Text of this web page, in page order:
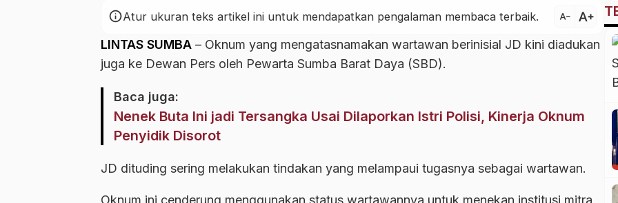
infoAtur ukuran teks artikel ini untuk mendapatkan pengalaman membaca terbaik. text_decrease text_increase
LINTAS SUMBA – Oknum yang mengatasnamakan wartawan berinisial JD kini diadukan
juga ke Dewan Pers oleh Pewarta Sumba Barat Daya (SBD).
Baca juga:
Nenek Buta Ini jadi Tersangka Usai Dilaporkan Istri Polisi, Kinerja Oknum
Penyidik Disorot
JD dituding sering melakukan tindakan yang melampaui tugasnya sebagai wartawan.
Oknum ini cenderung menggunakan status wartawannya untuk menekan institusi mitra